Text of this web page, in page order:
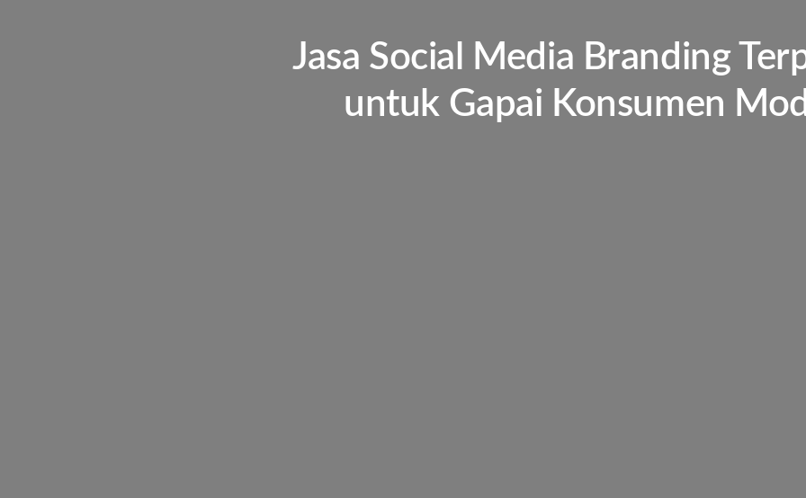
Jasa Social Media Branding
untuk Gapai Konsumen